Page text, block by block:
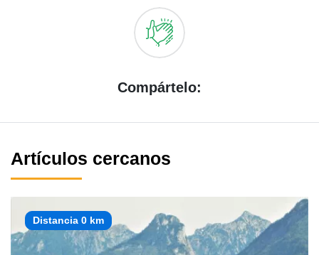
Compártelo:
Artículos cercanos
Distancia 0 km